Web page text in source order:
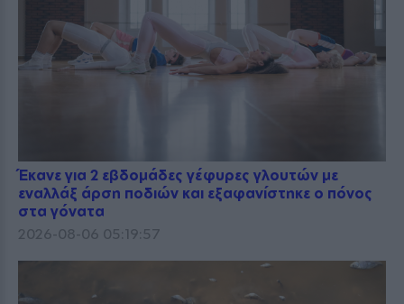
Έκανε για 2 εβδομάδες γέφυρες γλουτών με
εναλλάξ άρση ποδιών και εξαφανίστηκε ο πόνος
στα γόνατα
2026-08-06 05:19:57